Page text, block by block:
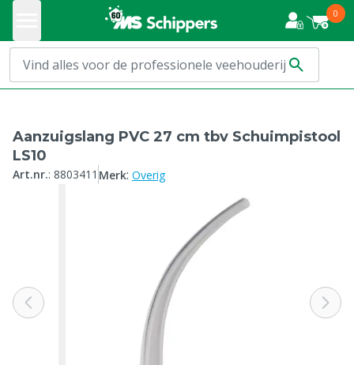
0
Aanzuigslang PVC 27 cm tbv Schuimpistool
LS10
Art.nr.: 8803411 Merk: Overig